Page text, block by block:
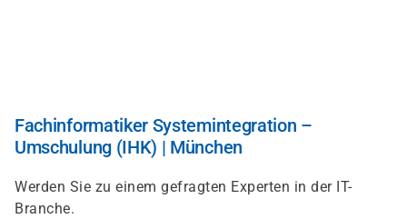
Fachinformatiker Systemintegration –
Umschulung (IHK) | München
Werden Sie zu einem gefragten Experten in der IT-
Branche.